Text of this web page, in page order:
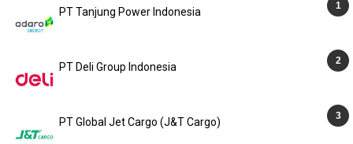
PT Tanjung Power Indonesia
PT Deli Group Indonesia
PT Global Jet Cargo (J&T Cargo)